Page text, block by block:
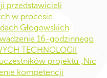
przedstawicieli
w procesie
Głogowskich
16-godzinnego
TECHNOLOGII
projektu „Nic
kompetencji